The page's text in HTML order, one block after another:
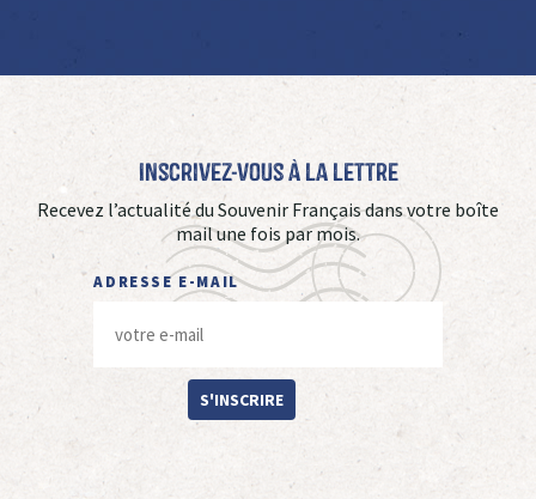
Inscrivez-vous à La Lettre
Recevez l’actualité du Souvenir Français dans votre boîte
mail une fois par mois.
ADRESSE E-MAIL
S'INSCRIRE